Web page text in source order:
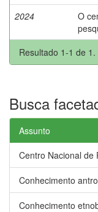
2024
O
Resultado 1-1 de 1.
Busca
Assunto
Centro Nacional de
Conhecimento
Conhecimento